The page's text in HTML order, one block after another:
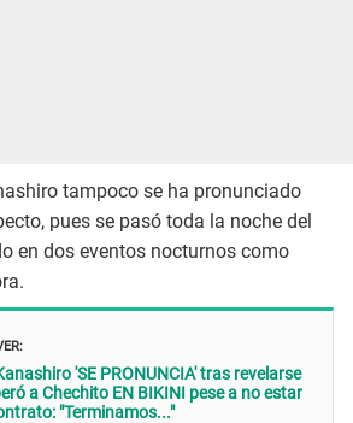
tampoco se ha pronunciado
pues se pasó toda la noche del
en dos eventos nocturnos como
'SE PRONUNCIA' tras revelarse
a Chechito EN BIKINI pese a no estar
"Terminamos..."